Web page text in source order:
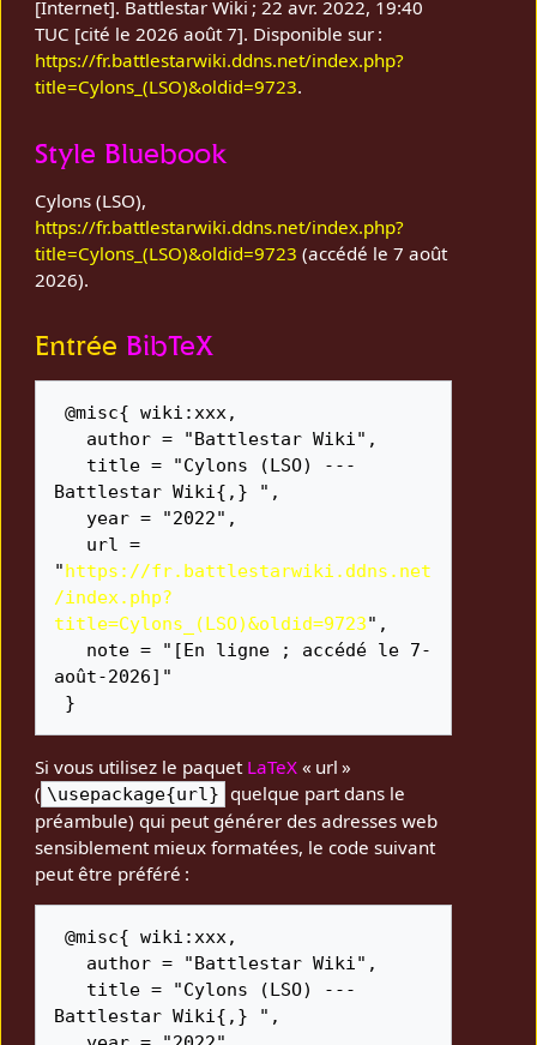
[Internet]. Battlestar Wiki ; 22 avr. 2022, 19:40
TUC [cité le 2026 août 7]. Disponible sur :
https://fr.battlestarwiki.ddns.net/index.php?
title=Cylons_(LSO)&oldid=9723.
Style Bluebook
Cylons (LSO),
https://fr.battlestarwiki.ddns.net/index.php?
title=Cylons_(LSO)&oldid=9723 (accédé le 7 août
2026).
Entrée BibTeX
@misc{ wiki:xxx,
Battlestar Wiki{,} ",
"https://fr.battlestarwiki.ddns.net
/index.php?
title=Cylons_(LSO)&oldid=9723",
août-2026]"
Si vous utilisez le paquet LaTeX « url »
( \usepackage{url} quelque part dans le
préambule) qui peut générer des adresses web
sensiblement mieux formatées, le code suivant
peut être préféré :
@misc{ wiki:xxx,
Battlestar Wiki{,} ",